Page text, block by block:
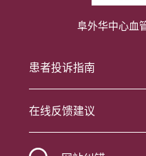
阜外华中心血
患者投诉指南
在线反馈建议